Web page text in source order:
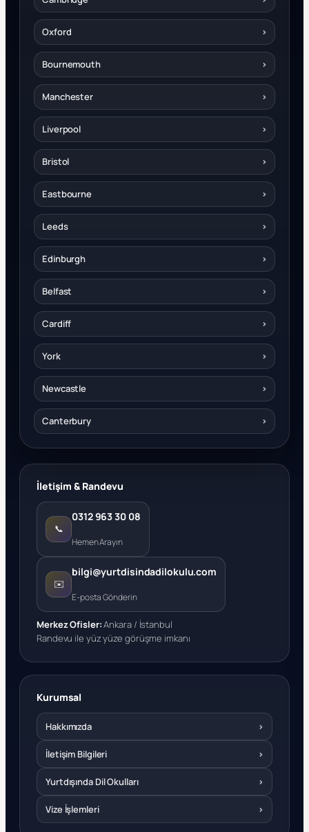
Oxford ›
Bournemouth ›
Manchester ›
Liverpool ›
Bristol ›
Eastbourne ›
Leeds ›
Edinburgh ›
Belfast ›
Cardiff ›
York ›
Newcastle ›
Canterbury ›
İletişim & Randevu
📞
0312 963 30 08
Hemen Arayın
✉️
bilgi@yurtdisindadilokulu.com
E-posta Gönderin
Merkez Ofisler:Ankara / İstanbul
Randevu ile yüz yüze görüşme imkanı
Kurumsal
Hakkımızda ›
İletişim Bilgileri ›
Yurtdışında Dil Okulları ›
Vize İşlemleri ›